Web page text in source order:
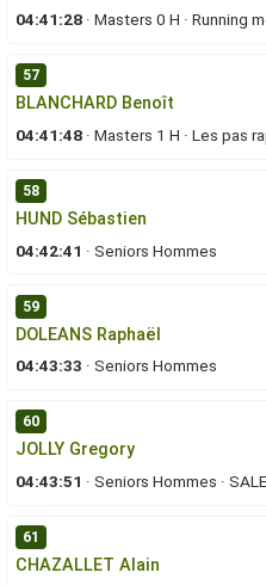
04:41:28 ·Masters 0 H ·Running
57
BLANCHARD Benoît
04:41:48 ·Masters 1 H ·Les pas
58
HUND Sébastien
04:42:41 ·Seniors Hommes
59
DOLEANS Raphaël
04:43:33 ·Seniors Hommes
60
JOLLY Gregory
04:43:51 ·Seniors Hommes ·
61
CHAZALLET Alain